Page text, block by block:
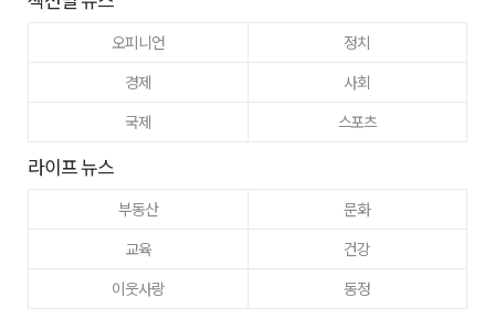
오피니언
정치
경제
사회
국제
스포츠
라이프 뉴스
부동산
문화
교육
건강
이웃사랑
동정